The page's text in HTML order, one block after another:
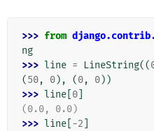
>>> from
ng
>>> line = LineString((
(50, 0), (0, 0))
>>> line 0
(0.0, 0.0)
>>> line -2